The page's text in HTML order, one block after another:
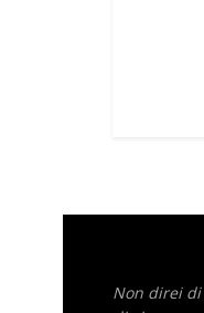
Non direi